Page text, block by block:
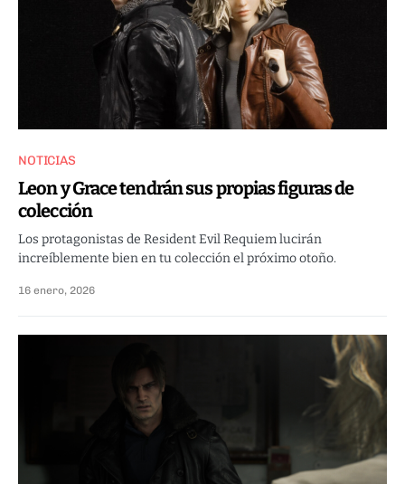
NOTICIAS
Leon y Grace tendrán sus propias figuras de
colección
Los protagonistas de Resident Evil Requiem lucirán
increíblemente bien en tu colección el próximo otoño.
16 enero, 2026